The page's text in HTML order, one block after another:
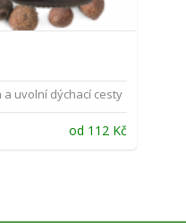
uvolní dýchací cesty
od 112 Kč